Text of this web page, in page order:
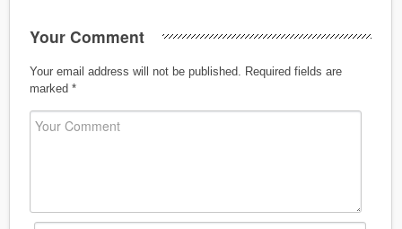
Your Comment
Your email address will not be published. Required fields are
marked *